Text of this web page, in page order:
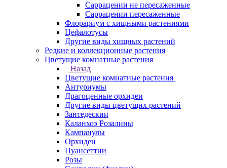
Саррацении не пересаженные
Саррацении пересаженные
Флорариум с хищными растениями
Цефалотусы
Другие виды хищных растений
Редкие и коллекционные растения
Цветущие комнатные растения
Назад
Цветущие комнатные растения
Антуриумы
Драгоценные орхидеи
Другие виды цветущих растений
Зантедескии
Каланхоэ Розалины
Кампанулы
Орхидеи
Пуансеттии
Розы